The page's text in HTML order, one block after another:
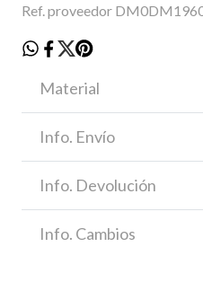
Ref. proveedor
Material
Info. Envío
Info. Devolución
Info. Cambios